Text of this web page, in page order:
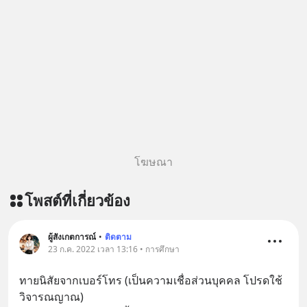
โฆษณา
โพสต์ที่เกี่ยวข้อง
ผู้สังเกตการณ์ • ติดตาม
23 ก.ค. 2022 เวลา 13:16 • การศึกษา
ทายนิสัยจากเบอร์โทร (เป็นความเชื่อส่วนบุคคล โปรดใช้
วิจารณญาณ)